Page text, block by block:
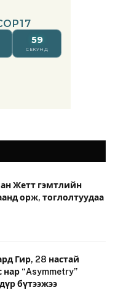
Жетт гэмтлийн
орж, тоглолтуудаа
Гир, 28 настай
“Asymmetry”
бүтээжээ